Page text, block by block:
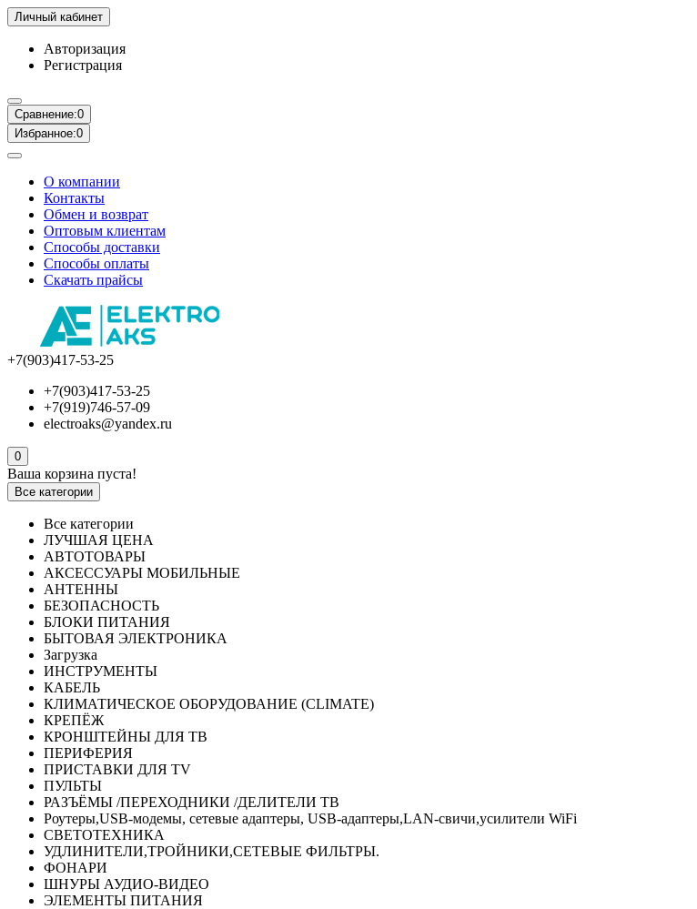
Личный кабинет
Авторизация
Регистрация
Сравнение:0
Избранное:0
О компании
Контакты
Обмен и возврат
Оптовым клиентам
Способы доставки
Способы оплаты
Скачать прайсы
+7(903)417-53-25
+7(903)417-53-25
+7(919)746-57-09
electroaks@yandex.ru
0
Ваша корзина пуста!
Все категории
Все категории
ЛУЧШАЯ ЦЕНА
АВТОТОВАРЫ
АКСЕССУАРЫ МОБИЛЬНЫЕ
АНТЕННЫ
БЕЗОПАСНОСТЬ
БЛОКИ ПИТАНИЯ
БЫТОВАЯ ЭЛЕКТРОНИКА
Загрузка
ИНСТРУМЕНТЫ
КАБЕЛЬ
КЛИМАТИЧЕСКОЕ ОБОРУДОВАНИЕ (CLIMATE)
КРЕПЁЖ
КРОНШТЕЙНЫ ДЛЯ ТВ
ПЕРИФЕРИЯ
ПРИСТАВКИ ДЛЯ TV
ПУЛЬТЫ
РАЗЪЁМЫ /ПЕРЕХОДНИКИ /ДЕЛИТЕЛИ ТВ
Роутеры,USB-модемы, сетевые адаптеры, USB-адаптеры,LAN-свичи,усилители WiFi
СВЕТОТЕХНИКА
УДЛИНИТЕЛИ,ТРОЙНИКИ,СЕТЕВЫЕ ФИЛЬТРЫ.
ФОНАРИ
ШНУРЫ АУДИО-ВИДЕО
ЭЛЕМЕНТЫ ПИТАНИЯ